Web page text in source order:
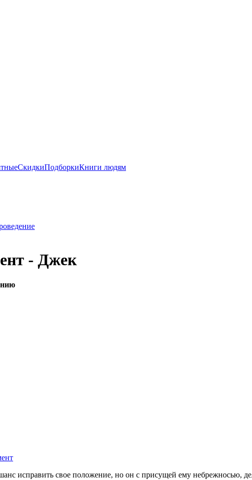
СкидкиПодборкиКниги людям
- Джек
исправить свое положение, но он с присущей ему небрежносью,